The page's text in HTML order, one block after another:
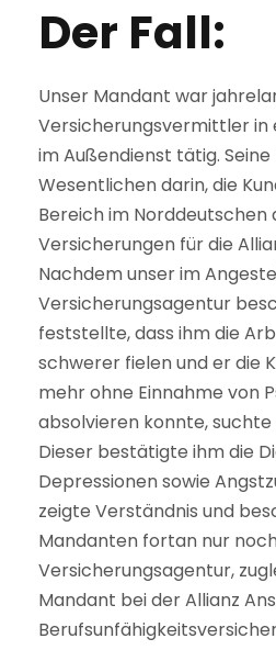
Der Fall:
Unser Mandant war
Versicherungsvermittler in
im Außendienst tätig.
Wesentlichen darin, die
Bereich im Norddeutschen
Versicherungen für die
Nachdem unser im
Versicherungsagentur
feststellte, dass ihm die
schwerer fielen und er die
mehr ohne Einnahme von
absolvieren konnte, suchte
Dieser bestätigte ihm die
Depressionen sowie
zeigte Verständnis und
Mandanten fortan nur
Versicherungsagentur,
Mandant bei der Allianz